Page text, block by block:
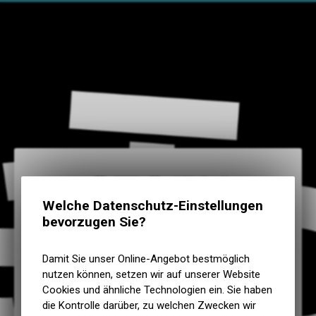
STORY
E-Mail eingeben
Passwort eingeben
Welche Datenschutz-Einstellungen
bevorzugen Sie?
Damit Sie unser Online-Angebot bestmöglich
nutzen können, setzen wir auf unserer Website
Cookies und ähnliche Technologien ein. Sie haben
die Kontrolle darüber, zu welchen Zwecken wir